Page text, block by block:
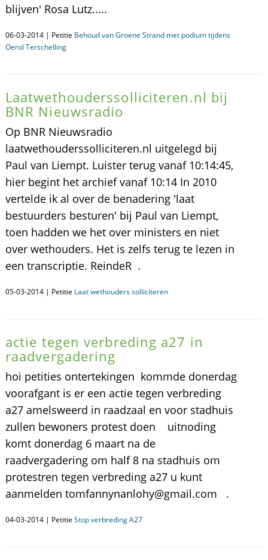
blijven' Rosa Lutz.....
06-03-2014 | Petitie Behoud van Groene Strand met podium tijdens
Oerol Terschelling
Laatwethouderssolliciteren.nl bij
BNR Nieuwsradio
Op BNR Nieuwsradio
laatwethouderssolliciteren.nl uitgelegd bij
Paul van Liempt. Luister terug vanaf 10:14:45,
hier begint het archief vanaf 10:14 In 2010
vertelde ik al over de benadering 'laat
bestuurders besturen' bij Paul van Liempt,
toen hadden we het over ministers en niet
over wethouders. Het is zelfs terug te lezen in
een transcriptie. ReindeR .
05-03-2014 | Petitie Laat wethouders solliciteren
actie tegen verbreding a27 in
raadvergadering
hoi petities ontertekingen kommde donerdag
voorafgant is er een actie tegen verbreding
a27 amelsweerd in raadzaal en voor stadhuis
zullen bewoners protest doen uitnoding
komt donerdag 6 maart na de
raadvergadering om half 8 na stadhuis om
protestren tegen verbreding a27 u kunt
aanmelden tomfannynanlohy@gmail.com .
04-03-2014 | Petitie Stop verbreding A27